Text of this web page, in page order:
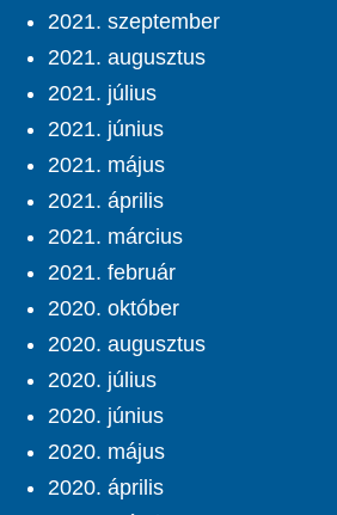
2021. szeptember
2021. augusztus
2021. július
2021. június
2021. május
2021. április
2021. március
2021. február
2020. október
2020. augusztus
2020. július
2020. június
2020. május
2020. április